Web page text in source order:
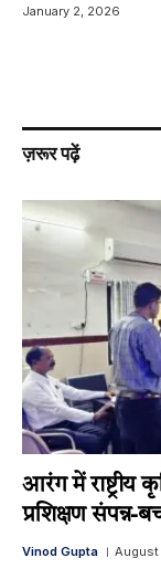
January 2, 2026
ज़रूर पढ़ें
आरंग में राष्ट्रीय
प्रशिक्षण संपन्न-
Vinod Gupta